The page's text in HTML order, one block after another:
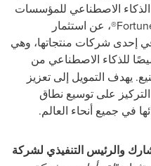
الاصطناعي للمؤسسات
®، عن استثمار
للذكاء الاصطناعي من
يهدف التمويل إلى تعزيز
على توسيع نطاق
في جميع أنحاء العالم.
والرئيس التنفيذي لشركة